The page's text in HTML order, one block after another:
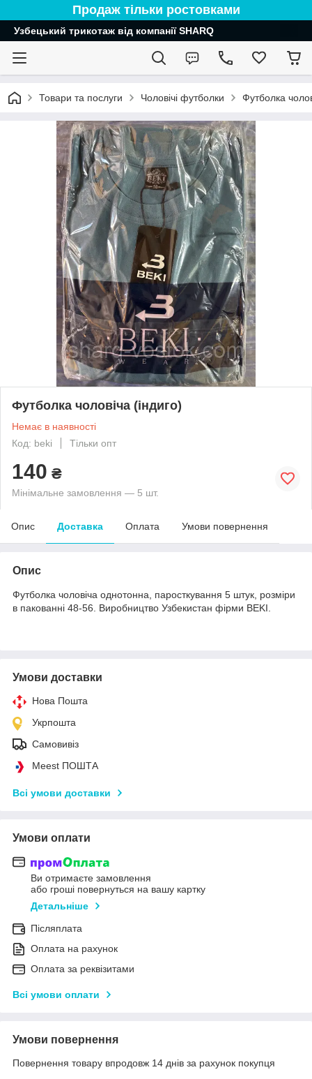
Продаж тільки ростовками
Узбецький трикотаж від компанії SHARQ
Товари та послуги Чоловічі футболки Футболка
Футболка чоловіча (індиго)
Немає в наявності
Код: beki
Тільки опт
140 ₴
Мінімальне замовлення — 5 шт.
Опис Доставка Оплата Умови повернення
Опис
Футболка чоловіча однотонна, паросткування 5 штук, розміри
в пакованні 48-56. Виробництво Узбекистан фірми BEKI.
Умови доставки
Нова Пошта
Укрпошта
Самовивіз
Meest ПОШТА
Всі умови доставки
Умови оплати
Ви отримаєте замовлення
або гроші повернуться на вашу картку
Детальніше
Післяплата
Оплата на рахунок
Оплата за реквізитами
Всі умови оплати
Умови повернення
Повернення товару впродовж 14 днів за рахунок покупця